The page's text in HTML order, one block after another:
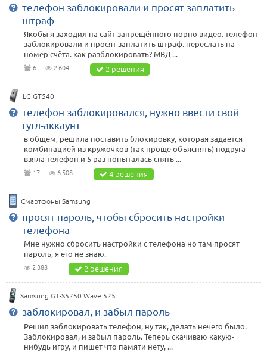
телефон заблокировали и просят заплатить
штраф
Якобы я заходил на сайт запрещённого порно видео. телефон
заблокировали и просят заплатить штраф. переслать на
номер счёта. как разблокировать? МВД ...
6 2 604 2 решения
LG GT540
телефон заблокировался, нужно ввести свой
гугл-аккаунт
в общем, решила поставить блокировку, которая задается
комбинацией из кружочков (так проще объяснять) подруга
взяла телефон и 5 раз попыталась снять ...
17 6 508 4 решения
Смартфоны Samsung
просят пароль, чтобы сбросить настройки
телефона
Мне нужно сбросить настройки с телефона но там просят
пароль, я его не знаю.
2 388 2 решения
Samsung GT-S5250 Wave 525
заблокировал, и забыл пароль
Решил заблокировать телефон, ну так, делать нечего было.
Заблокировал, и забыл пароль. Теперь скачиваю какую-
нибудь игру, и пишет что памяти нету, ...